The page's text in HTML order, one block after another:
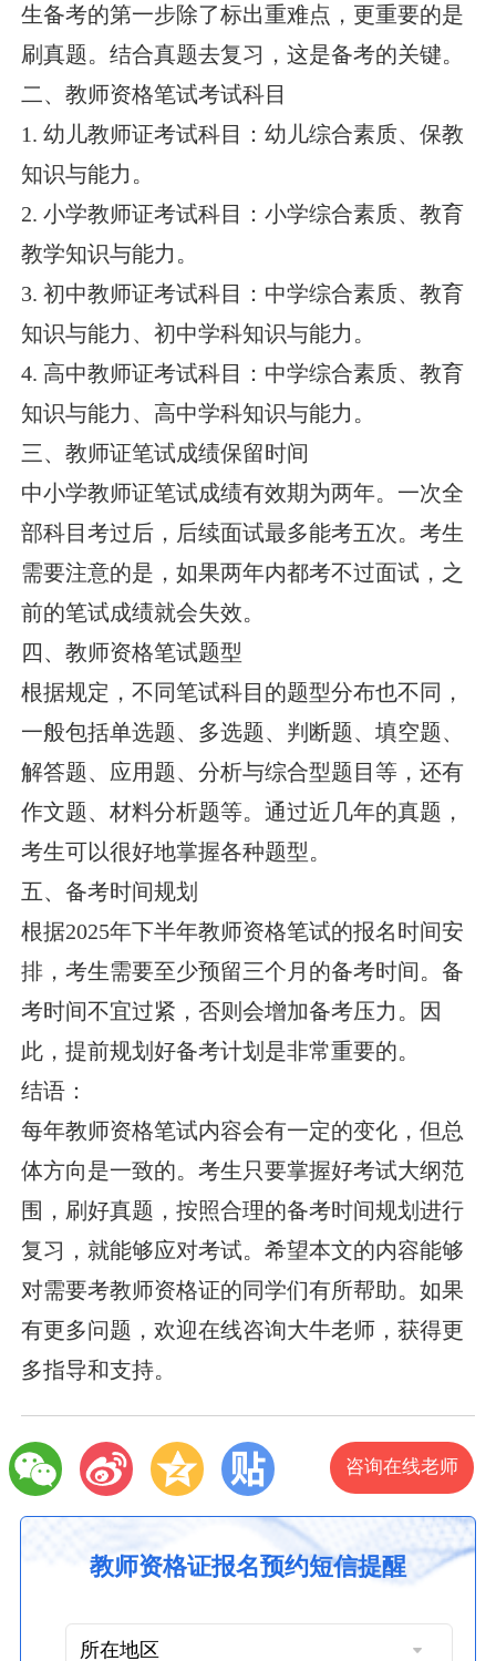
生备考的第一步除了标出重难点，更重要的是
刷真题。结合真题去复习，这是备考的关键。
二、教师资格笔试考试科目
1. 幼儿教师证考试科目：幼儿综合素质、保教
知识与能力。
2. 小学教师证考试科目：小学综合素质、教育
教学知识与能力。
3. 初中教师证考试科目：中学综合素质、教育
知识与能力、初中学科知识与能力。
4. 高中教师证考试科目：中学综合素质、教育
知识与能力、高中学科知识与能力。
三、教师证笔试成绩保留时间
中小学教师证笔试成绩有效期为两年。一次全
部科目考过后，后续面试最多能考五次。考生
需要注意的是，如果两年内都考不过面试，之
前的笔试成绩就会失效。
四、教师资格笔试题型
根据规定，不同笔试科目的题型分布也不同，
一般包括单选题、多选题、判断题、填空题、
解答题、应用题、分析与综合型题目等，还有
作文题、材料分析题等。通过近几年的真题，
考生可以很好地掌握各种题型。
五、备考时间规划
根据2025年下半年教师资格笔试的报名时间安
排，考生需要至少预留三个月的备考时间。备
考时间不宜过紧，否则会增加备考压力。因
此，提前规划好备考计划是非常重要的。
结语：
每年教师资格笔试内容会有一定的变化，但总
体方向是一致的。考生只要掌握好考试大纲范
围，刷好真题，按照合理的备考时间规划进行
复习，就能够应对考试。希望本文的内容能够
对需要考教师资格证的同学们有所帮助。如果
有更多问题，欢迎在线咨询大牛老师，获得更
多指导和支持。
咨询在线老师
教师资格证报名预约短信提醒